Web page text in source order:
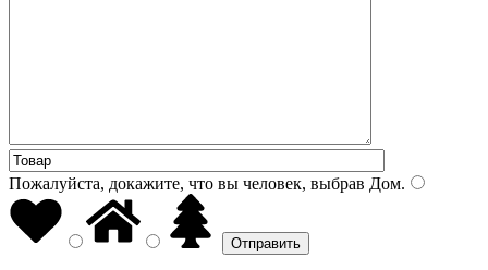
Пожалуйста, докажите, что вы человек, выбрав Дом.